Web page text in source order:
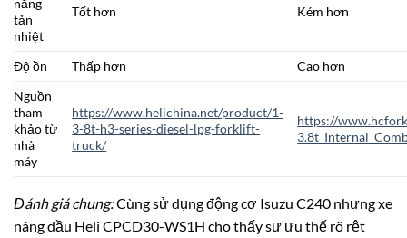
tản
nhiệt
Tốt hơn Kém hơn
Độ ồn Thấp hơn
Cao hơn
Nguồn
tham
khảo từ
nhà
máy
https://www.helichina.net/product/1-
3-8t-h3-series-diesel-lpg-forklift-
truck/
https://
Đánh giá chung:Cùng sử dụng động cơ Isuzu C240 nhưng xe
nâng dầu Heli CPCD30-WS1H cho thấy sự ưu thế rõ rệt